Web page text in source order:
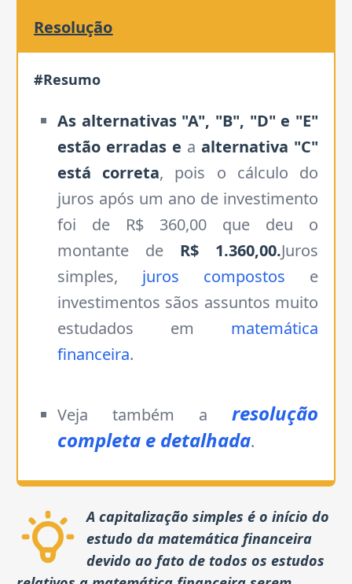
Resolução
#Resumo
As alternativas "A", "B", "D" e "E"
estão erradas e a alternativa "C"
está correta, pois o cálculo do
juros após um ano de investimento
foi de R$ 360,00 que deu o
montante de R$ 1.360,00.Juros
simples, juros compostos e
investimentos sãos assuntos muito
estudados em matemática
financeira.
Veja também a resolução
completa e detalhada.
A capitalização simples é o início do
estudo da matemática financeira
devido ao fato de todos os estudos